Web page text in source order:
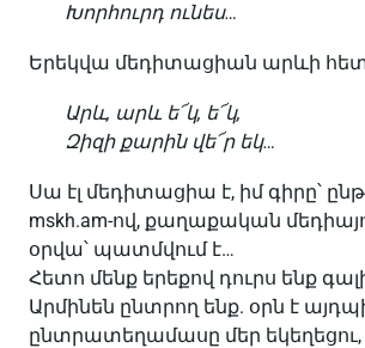
Խորհուրդ ունես…
Երեկվա մեդիտացիան արևի
Արև, արև ե՜կ, ե՜կ,
Զիզի քարին վե՜ր եկ…
Սա էլ մեդիտացիա է, իմ գիրը՝
mskh.am-ով, քաղաքական
օրվա՝ պատմվում է…
Հետո մենք երեքով դուրս ենք
Արմինեն ընտրող ենք. օրն է
ընտրատեղամասը մեր